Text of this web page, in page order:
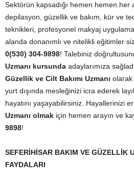
Sektörün kapsadığı hemen hemen her
depilasyon, güzellik ve bakım, kür ve
teknikleri, profesyonel makyaj
alanda donanımlı ve nitelikli eğitimler
0(530) 304-9898! Talebiniz
Uzmanı kursunda adaylarımıza
Güzellik ve Cilt Bakımı Uzmanı olarak
yurt dışında mesleğinizi icra ederek
hayatını yaşayabilirsiniz. Hayallerinizi
Uzmanı olmak için hemen arayın ve
9898!
SEFERİHİSAR BAKIM VE GÜZELLİK
FAYDALARI